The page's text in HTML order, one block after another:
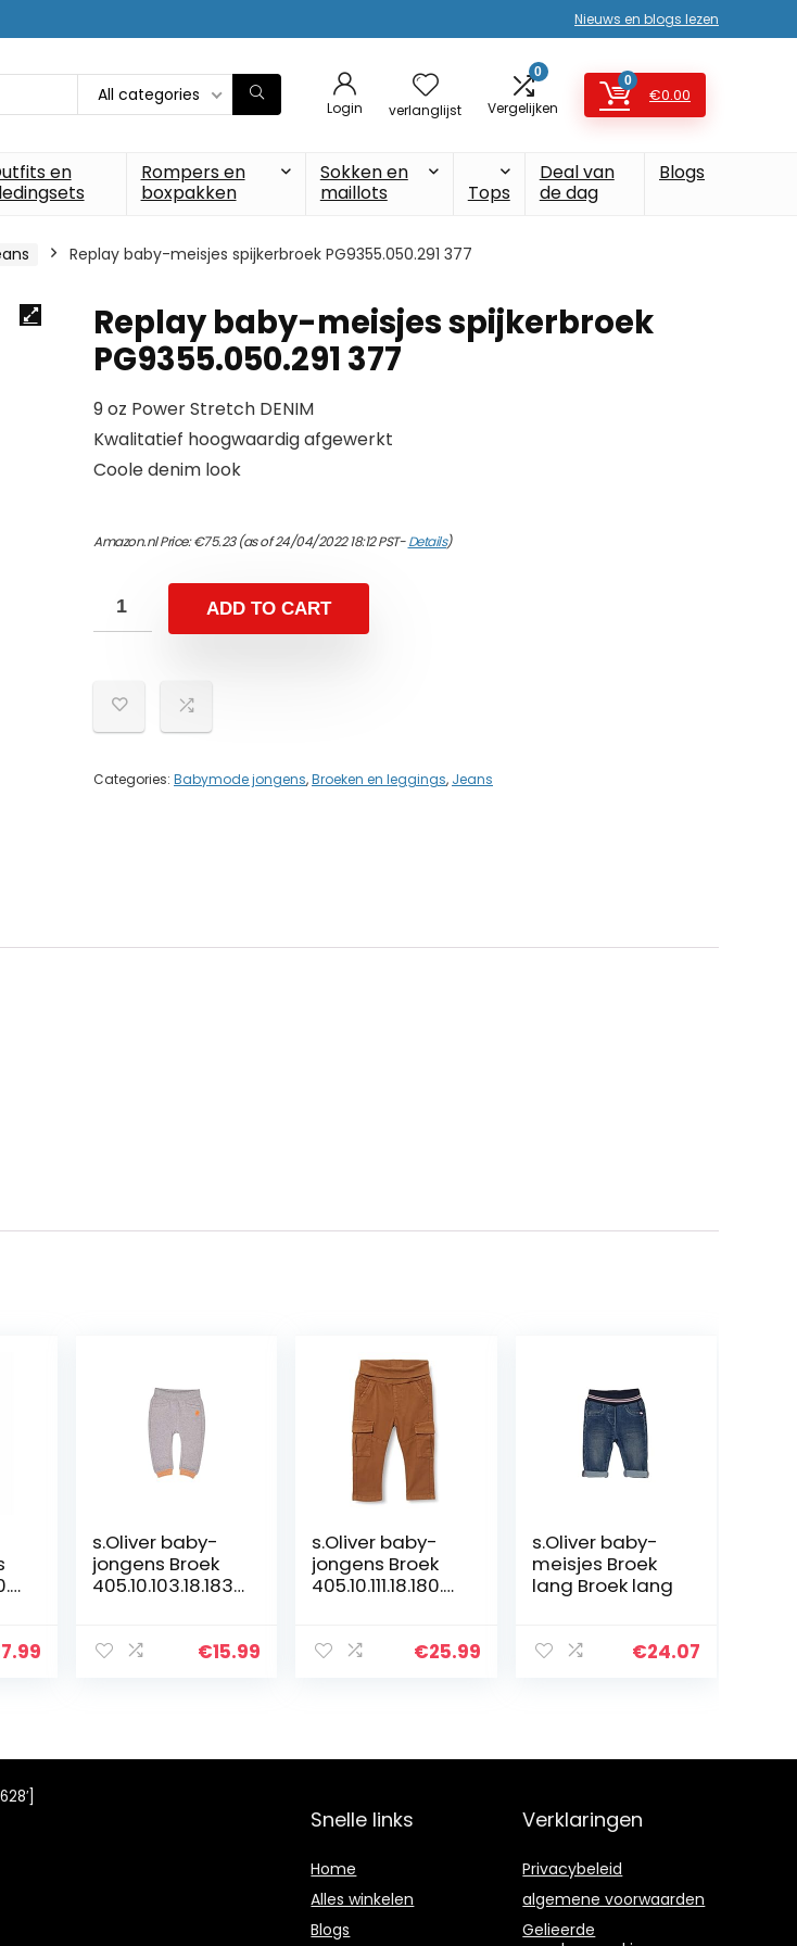
Nieuws en blogs lezen
All categories
Login verlanglijst
0
Vergelijken
0
€0.00
en
Rompers en
boxpakken
Sokken en
maillots
Tops
Deal van
de dag
Blogs
Replay baby-meisjes spijkerbroek PG9355.050.291 377
Replay baby-meisjes spijkerbroek
PG9355.050.291 377
9 oz Power Stretch DENIM
Kwalitatief hoogwaardig afgewerkt
Coole denim look
Amazon.nl Price:€75.23(as of 24/04/2022 18:12 PST-Details)
ADD TO CART
Categories: Babymode jongens,Broeken en leggings, Jeans
s.Oliver baby-
jongens Broek
405.10.103.18.183.
€15.99
s.Oliver baby-
jongens Broek
405.10.111.18.180.21
€25.99
s.Oliver baby-
meisjes Broek
lang Broek lang
€24.07
Snelle links
Home
Alles winkelen
Blogs
Verklaringen
Privacybeleid
algemene voorwaarden
Gelieerde